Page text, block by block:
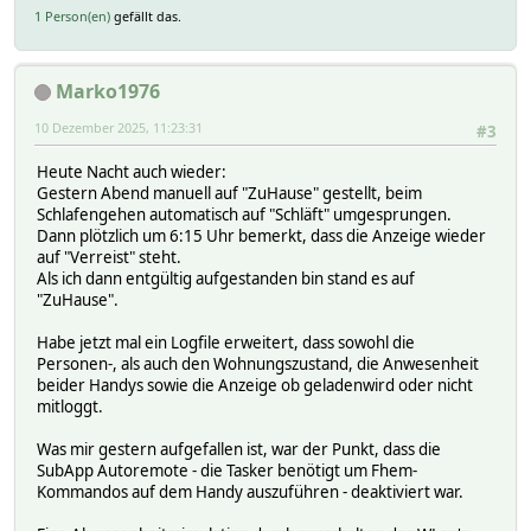
&STATE ^Galaxy_S25_Ultra_Marion$
3:
rr_Marion:
&STATE ^rr_Marion$
&STATE ^rr_Marion$
2:
3:
attr:
cmdState:
0:
Erwacht
ZuHause
2:
Schlafend
3:
wait:
0:
0
1 Person(en) gefällt das.
Marko1976
#3
10 Dezember 2025, 11:23:31
Heute Nacht auch wieder:
Gestern Abend manuell auf "ZuHause" gestellt, beim
Schlafengehen automatisch auf "Schläft" umgesprungen.
Dann plötzlich um 6:15 Uhr bemerkt, dass die Anzeige wieder
auf "Verreist" steht.
Als ich dann entgültig aufgestanden bin stand es auf
"ZuHause".
Habe jetzt mal ein Logfile erweitert, dass sowohl die
Personen-, als auch den Wohnungszustand, die Anwesenheit
beider Handys sowie die Anzeige ob geladenwird oder nicht
mitloggt.
Was mir gestern aufgefallen ist, war der Punkt, dass die
SubApp Autoremote - die Tasker benötigt um Fhem-
Kommandos auf dem Handy auszuführen - deaktiviert war.